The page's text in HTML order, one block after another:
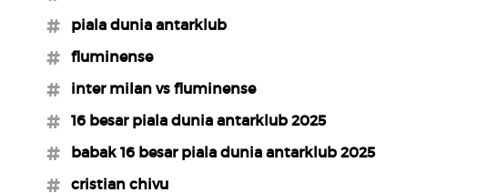
#piala dunia antarklub
#fluminense
#inter milan vs fluminense
#16 besar piala dunia antarklub 2025
#babak 16 besar piala dunia antarklub 2025
#cristian chivu